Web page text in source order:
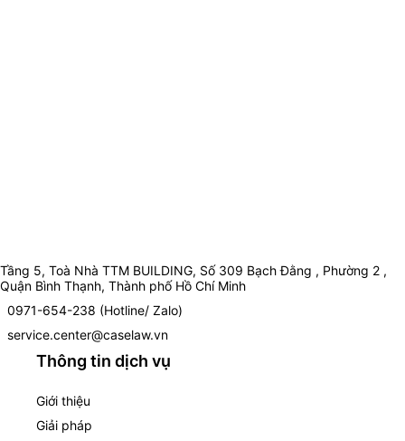
Tầng 5, Toà Nhà TTM BUILDING, Số 309 Bạch Đằng , Phường 2 ,
Quận Bình Thạnh, Thành phố Hồ Chí Minh
0971-654-238 (Hotline/ Zalo)
service.center@caselaw.vn
Thông tin dịch vụ
Giới thiệu
Giải pháp